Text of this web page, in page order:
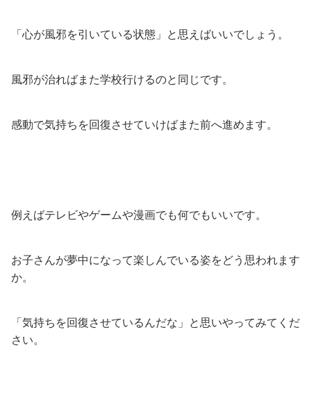
「心が風邪を引いている状態」と思えばいいでしょう。
風邪が治ればまた学校行けるのと同じです。
感動で気持ちを回復させていけばまた前へ進めます。
例えばテレビやゲームや漫画でも何でもいいです。
お子さんが夢中になって楽しんでいる姿をどう思われます
か。
「気持ちを回復させているんだな」と思いやってみてくだ
さい。